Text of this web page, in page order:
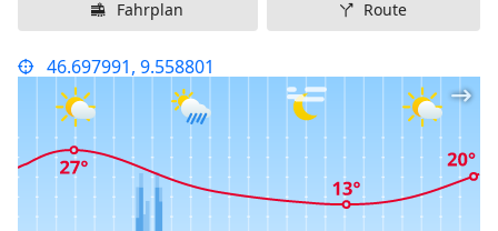
Fahrplan Route
46.697991, 9.558801